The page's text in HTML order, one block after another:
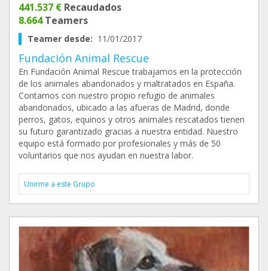
441.537 € Recaudados
8.664Teamers
Teamer desde: 11/01/2017
Fundación Animal Rescue
En Fundación Animal Rescue trabajamos en la protección
de los animales abandonados y maltratados en España.
Contamos con nuestro propio refugio de animales
abandonados, ubicado a las afueras de Madrid, donde
perros, gatos, equinos y otros animales rescatados tienen
su futuro garantizado gracias a nuestra entidad. Nuestro
equipo está formado por profesionales y más de 50
voluntarios que nos ayudan en nuestra labor.
Unirme a este Grupo